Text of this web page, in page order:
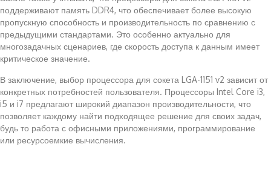
поддерживают память DDR4, что обеспечивает более высокую
пропускную способность и производительность по сравнению с
предыдущими стандартами. Это особенно актуально для
многозадачных сценариев, где скорость доступа к данным имеет
критическое значение.
В заключение, выбор процессора для сокета LGA-1151 v2 зависит от
конкретных потребностей пользователя. Процессоры Intel Core i3,
i5 и i7 предлагают широкий диапазон производительности, что
позволяет каждому найти подходящее решение для своих задач,
будь то работа с офисными приложениями, программирование
или ресурсоемкие вычисления.